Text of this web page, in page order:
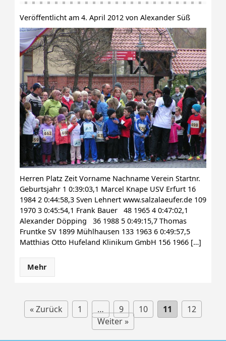
Veröffentlicht am 4. April 2012 von Alexander Süß
Herren Platz Zeit Vorname Nachname Verein Startnr.
Geburtsjahr 1 0:39:03,1 Marcel Knape USV Erfurt 16
1984 2 0:44:58,3 Sven Lehnert www.salzalaeufer.de 109
1970 3 0:45:54,1 Frank Bauer 48 1965 4 0:47:02,1
Alexander Döpping 36 1988 5 0:49:15,7 Thomas
Fruntke SV 1899 Mühlhausen 133 1963 6 0:49:57,5
Matthias Otto Hufeland Klinikum GmbH 156 1966 […]
Mehr
« Zurück 1 … 9 10 11
12
Weiter »